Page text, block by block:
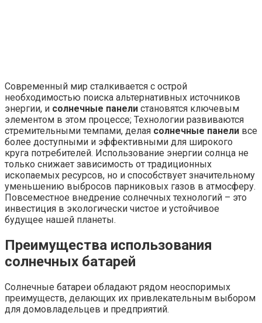
Современный мир сталкивается с острой
необходимостью поиска альтернативных источников
энергии, и солнечные панели становятся ключевым
элементом в этом процессе; Технологии развиваются
стремительными темпами, делая солнечные панели все
более доступными и эффективными для широкого
круга потребителей. Использование энергии солнца не
только снижает зависимость от традиционных
ископаемых ресурсов, но и способствует значительному
уменьшению выбросов парниковых газов в атмосферу.
Повсеместное внедрение солнечных технологий – это
инвестиция в экологически чистое и устойчивое
будущее нашей планеты.
Преимущества использования
солнечных батарей
Солнечные батареи обладают рядом неоспоримых
преимуществ, делающих их привлекательным выбором
для домовладельцев и предприятий.